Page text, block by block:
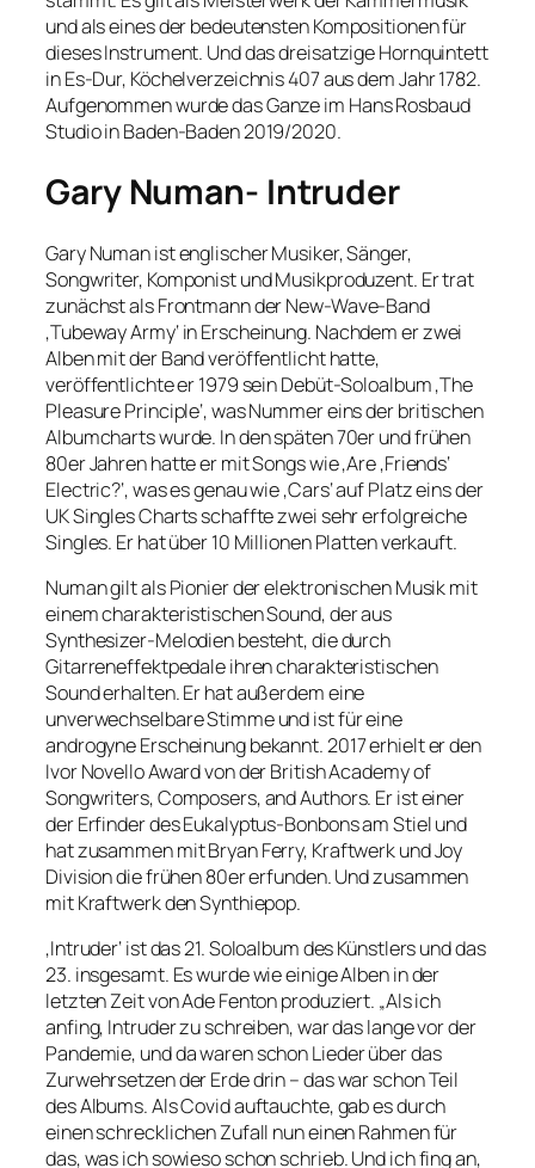
und als eines der bedeutensten Kompositionen für
dieses Instrument. Und das dreisatzige Hornquintett
in Es-Dur, Köchelverzeichnis 407 aus dem Jahr 1782.
Aufgenommen wurde das Ganze im Hans Rosbaud
Studio in Baden-Baden 2019/2020.
Gary Numan- Intruder
Gary Numan ist englischer Musiker, Sänger,
Songwriter, Komponist und Musikproduzent. Er trat
zunächst als Frontmann der New-Wave-Band
‚Tubeway Army‘ in Erscheinung. Nachdem er zwei
Alben mit der Band veröffentlicht hatte,
veröffentlichte er 1979 sein Debüt-Soloalbum ‚The
Pleasure Principle‘, was Nummer eins der britischen
Albumcharts wurde. In den späten 70er und frühen
80er Jahren hatte er mit Songs wie ‚Are ‚Friends‘
Electric?‘, was es genau wie ‚Cars‘ auf Platz eins der
UK Singles Charts schaffte zwei sehr erfolgreiche
Singles. Er hat über 10 Millionen Platten verkauft.
Numan gilt als Pionier der elektronischen Musik mit
einem charakteristischen Sound, der aus
Synthesizer-Melodien besteht, die durch
Gitarreneffektpedale ihren charakteristischen
Sound erhalten. Er hat außerdem eine
unverwechselbare Stimme und ist für eine
androgyne Erscheinung bekannt. 2017 erhielt er den
Ivor Novello Award von der British Academy of
Songwriters, Composers, and Authors. Er ist einer
der Erfinder des Eukalyptus-Bonbons am Stiel und
hat zusammen mit Bryan Ferry, Kraftwerk und Joy
Division die frühen 80er erfunden. Und zusammen
mit Kraftwerk den Synthiepop.
‚Intruder‘ ist das 21. Soloalbum des Künstlers und das
23. insgesamt. Es wurde wie einige Alben in der
letzten Zeit von Ade Fenton produziert. „Als ich
anfing, Intruder zu schreiben, war das lange vor der
Pandemie, und da waren schon Lieder über das
Zurwehrsetzen der Erde drin – das war schon Teil
des Albums. Als Covid auftauchte, gab es durch
einen schrecklichen Zufall nun einen Rahmen für
das, was ich sowieso schon schrieb. Und ich fing an,